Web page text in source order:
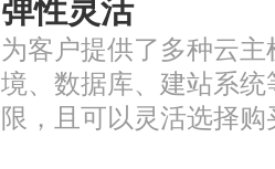
弹性灵活
为客户提供了多种云
境、数据库、建站系
限，且可以灵活选择购